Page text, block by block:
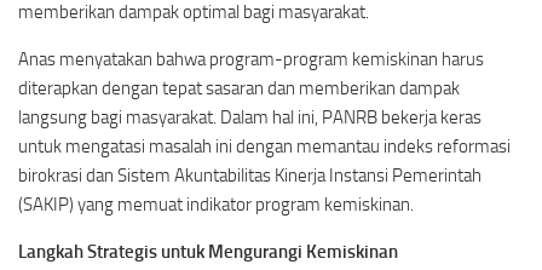
memberikan dampak optimal bagi masyarakat.
Anas menyatakan bahwa program-program kemiskinan harus
diterapkan dengan tepat sasaran dan memberikan dampak
langsung bagi masyarakat. Dalam hal ini, PANRB bekerja keras
untuk mengatasi masalah ini dengan memantau indeks reformasi
birokrasi dan Sistem Akuntabilitas Kinerja Instansi Pemerintah
(SAKIP) yang memuat indikator program kemiskinan.
Langkah Strategis untuk Mengurangi Kemiskinan